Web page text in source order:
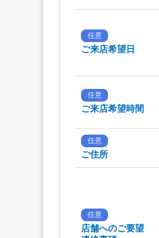
任意
ご来店希望日
任意
ご来店希望時間
任意
ご住所
任意
店舗へのご要望